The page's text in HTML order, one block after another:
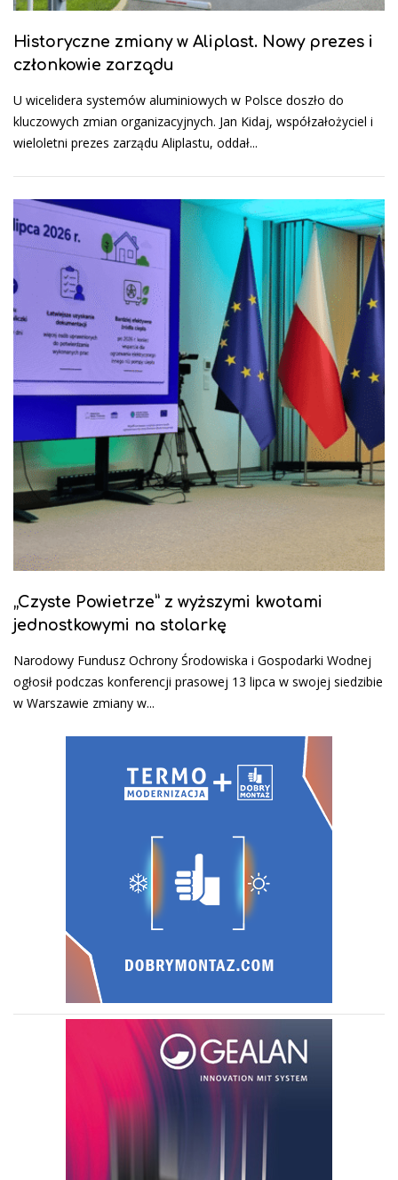
Historyczne zmiany w Aliplast. Nowy prezes i
członkowie zarządu
U wicelidera systemów aluminiowych w Polsce doszło do
kluczowych zmian organizacyjnych. Jan Kidaj, współzałożyciel i
wieloletni prezes zarządu Aliplastu, oddał...
„Czyste Powietrze” z wyższymi kwotami
jednostkowymi na stolarkę
Narodowy Fundusz Ochrony Środowiska i Gospodarki Wodnej
ogłosił podczas konferencji prasowej 13 lipca w swojej siedzibie
w Warszawie zmiany w...